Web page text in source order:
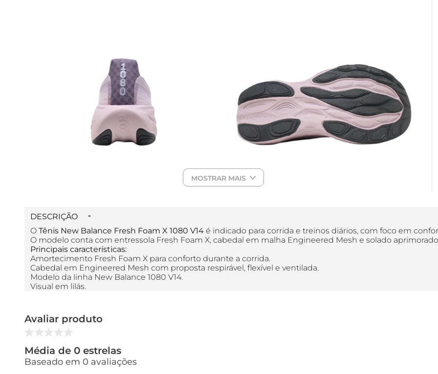
MOSTRAR MAIS
DESCRIÇÃO
O Tênis New Balance Fresh Foam X 1080 V14 é indicado para corrida e treinos diários, com foco em
O modelo conta com entressola Fresh Foam X, cabedal em malha Engineered Mesh e solado
Principais características:
Amortecimento Fresh Foam X para conforto durante a corrida.
Cabedal em Engineered Mesh com proposta respirável, flexível e ventilada.
Modelo da linha New Balance 1080 V14.
Visual em lilás.
Avaliar produto
Média de 0 estrelas
Baseado em 0 avaliações